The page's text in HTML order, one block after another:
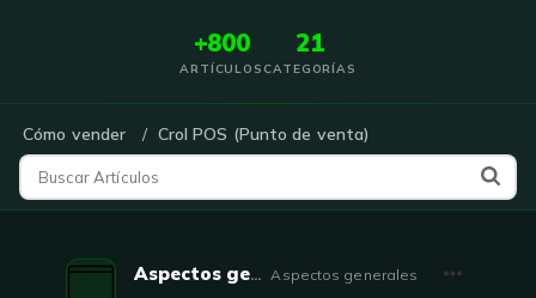
+800
ARTÍCULOS
21
CATEGORÍAS
Cómo vender Crol POS (Punto de venta)
Aspectos generales Aspectos generales